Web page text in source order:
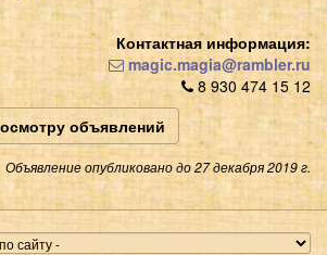
Контактная информация:
magic.magia@rambler.ru
8 930 474 15 12
объявлений
Объявление опубликовано до 27 декабря 2019 г.